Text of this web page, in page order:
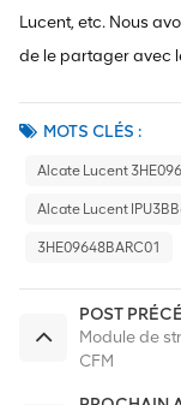
Lucent, etc. Nous
de le partager avec
MOTS CLÉS :
Alcate Lucent
Alcate Lucent
3HE09648BARC01
POST
Module de
CFM